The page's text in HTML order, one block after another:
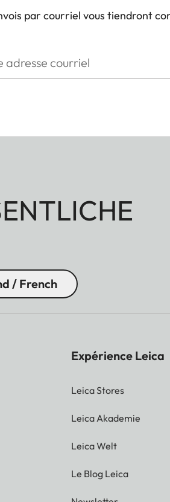
par courriel vous tiendront
/ French
Expérience Leica
Leica Stores
Leica Akademie
Leica Welt
Le Blog Leica